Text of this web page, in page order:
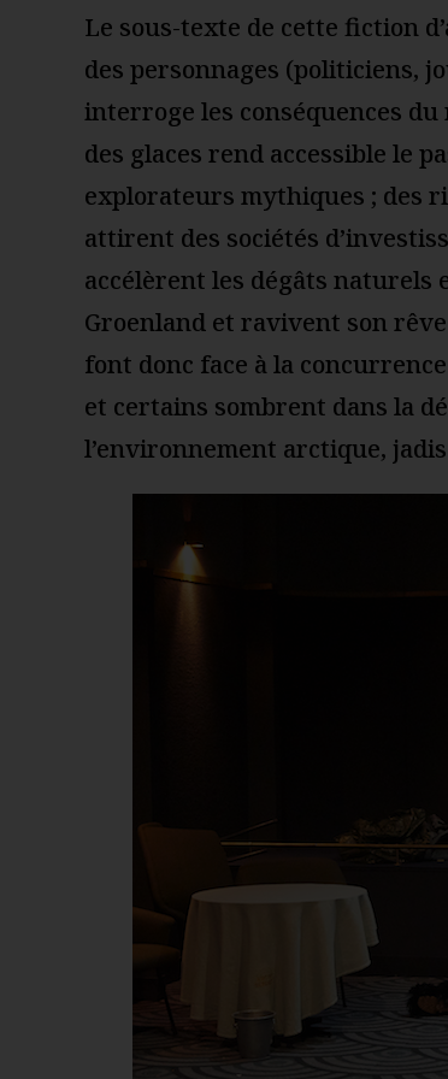
Le sous-texte de cette fiction
des personnages (politiciens,
interroge les conséquences
des glaces rend accessible le
explorateurs mythiques ; des
attirent des sociétés
accélèrent les dégâts naturels
Groenland et ravivent son
font donc face à la
et certains sombrent dans la
l’environnement arctique,